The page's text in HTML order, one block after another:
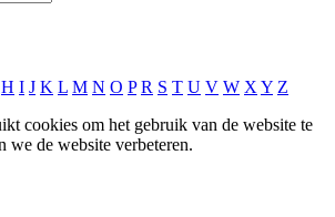
H I J K L M N O P R S T U V W X Y Z
cookies om het gebruik van de website te
we de website verbeteren.